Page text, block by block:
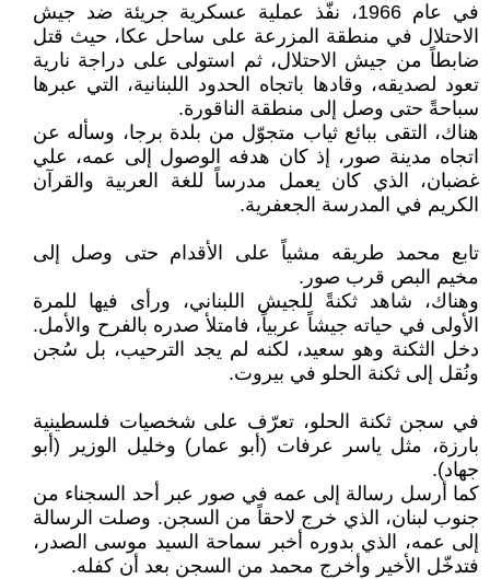
في عام 1966، نفّذ عملية عسكرية جريئة ضد جيش
الاحتلال في منطقة المزرعة على ساحل عكا، حيث قتل
ضابطاً من جيش الاحتلال، ثم استولى على دراجة نارية
تعود لصديقه، وقادها باتجاه الحدود اللبنانية، التي عبرها
سباحةً حتى وصل إلى منطقة الناقورة.
هناك، التقى ببائع ثياب متجوّل من بلدة برجا، وسأله عن
اتجاه مدينة صور، إذ كان هدفه الوصول إلى عمه، علي
غضبان، الذي كان يعمل مدرساً للغة العربية والقرآن
الكريم في المدرسة الجعفرية.
تابع محمد طريقه مشياً على الأقدام حتى وصل إلى
مخيم البص قرب صور.
وهناك، شاهد ثكنةً للجيش اللبناني، ورأى فيها للمرة
الأولى في حياته جيشاً عربياً، فامتلأ صدره بالفرح والأمل.
دخل الثكنة وهو سعيد، لكنه لم يجد الترحيب، بل سُجن
ونُقل إلى ثكنة الحلو في بيروت.
في سجن ثكنة الحلو، تعرّف على شخصيات فلسطينية
بارزة، مثل ياسر عرفات (أبو عمار) وخليل الوزير (أبو
جهاد).
كما أرسل رسالة إلى عمه في صور عبر أحد السجناء من
جنوب لبنان، الذي خرج لاحقاً من السجن. وصلت الرسالة
إلى عمه، الذي بدوره أخبر سماحة السيد موسى الصدر،
فتدخّل الأخير وأخرج محمد من السجن بعد أن كفله.